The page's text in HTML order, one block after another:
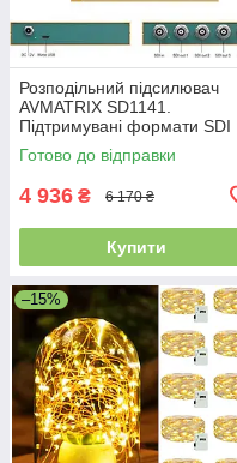
Розподільний підсилювач
AVMATRIX SD1141.
Підтримувані формати SDI
3G/HD/S0,
пересинхронізація. Уцінка
Готово до відправки
4 936 ₴ 6 170 ₴
Купити
–15%